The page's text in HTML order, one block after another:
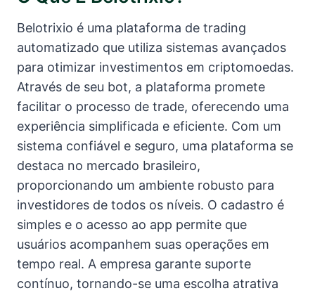
Belotrixio é uma plataforma de trading
automatizado que utiliza sistemas avançados
para otimizar investimentos em criptomoedas.
Através de seu bot, a plataforma promete
facilitar o processo de trade, oferecendo uma
experiência simplificada e eficiente. Com um
sistema confiável e seguro, uma plataforma se
destaca no mercado brasileiro,
proporcionando um ambiente robusto para
investidores de todos os níveis. O cadastro é
simples e o acesso ao app permite que
usuários acompanhem suas operações em
tempo real. A empresa garante suporte
contínuo, tornando-se uma escolha atrativa